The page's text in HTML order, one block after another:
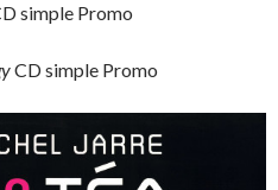
simple Promo
CD simple Promo